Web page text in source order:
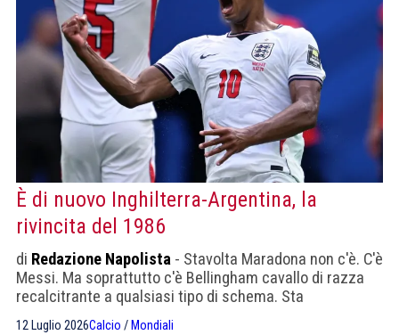
È di nuovo Inghilterra-Argentina, la
rivincita del 1986
di Redazione Napolista - Stavolta Maradona non c'è. C'è
Messi. Ma soprattutto c'è Bellingham cavallo di razza
recalcitrante a qualsiasi tipo di schema. Sta
trascinando gli inglesi
12 Luglio 2026Calcio /Mondiali